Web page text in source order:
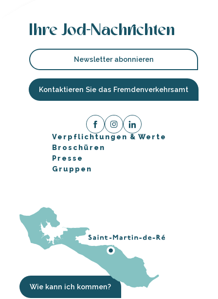
Ihre Jod-Nachrichten
Newsletter abonnieren
Kontaktieren Sie das Fremdenverkehrsamt
Verpflichtungen & Werte
Broschüren
Presse
Gruppen
Wie kann ich kommen?